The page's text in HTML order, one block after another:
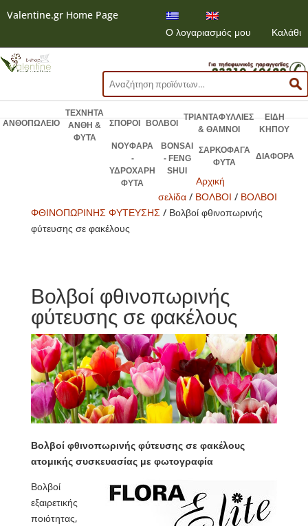
Valentine.gr Home Page
Ο λογαριασμός μου
Καλάθι
Αναζήτηση
για:
ΑΝΘΟΠΩΛΕΙΟ
ΤΕΧΝΗΤΑ
ΑΝΘΗ &
ΦΥΤΑ
ΣΠΟΡΟΙ ΒΟΛΒΟΙ
ΤΡΙΑΝΤΑΦΥΛΛΙΕΣ
& ΘΑΜΝΟΙ
ΕΙΔΗ
ΚΗΠΟΥ
ΝΟΥΦΑΡΑ
-
ΥΔΡΟΧΑΡΗ
ΦΥΤΑ
BONSAI
- FENG
SHUI
ΣΑΡΚΟΦΑΓΑ
ΦΥΤΑ
ΔΙΑΦΟΡΑ
Αρχική
σελίδα / ΒΟΛΒΟΙ / ΒΟΛΒOI
ΦΘΙΝΟΠΩΡΙΝΗΣ ΦΥΤΕΥΣΗΣ/ Βολβοί φθινοπωρινής
φύτευσης σε φακέλους
Βολβοί φθινοπωρινής
φύτευσης σε φακέλους
Βολβοί φθινοπωρινής φύτευσης σε φακέλους
ατομικής συσκευασίας με φωτογραφία
Βολβοί
εξαιρετικής
ποιότητας,